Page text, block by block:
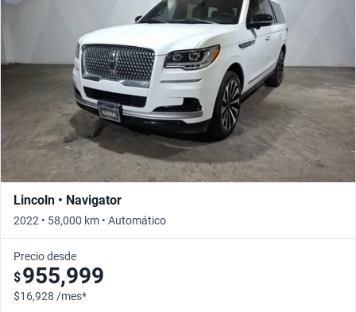
Lincoln • Navigator
2022 • 58,000 km • Automático
Precio desde
$955,999
$16,928 /mes*